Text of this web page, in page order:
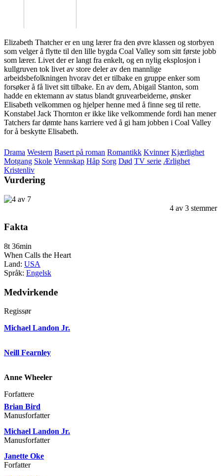
Elizabeth Thatcher er en ung lærer fra den øvre klassen og storbyen
som velger å flytte til den lille bygda Coal Valley som sitt første jobb
som lærer. Livet der er langt fra enkelt, og en nylig eksplosjon i
kullgruven tok livet av store deler av den mannlige
arbeidsbefolkningen hvorav det er tilbake en gruppe enker som
forsøker å få livet sitt tilbake. En av dem, Abigail Stanton, som
hadde en ektemann av status blandt gruvearbeiderne, ønsker
Elisabeth velkommen og hjelper henne med å finne seg til rette.
Konstabel Jack Thornton er ikke like velkommende fordi han mener
Tatchers far dømte hans karriere ved å gi ham jobben i Coal Valley
for å beskytte Elisabeth.
Drama Western Basert på roman Romantikk Kvinner Kjærlighet
Motgang Skole Vennskap Håp Sorg Død TV serie Ærlighet
Kristenliv
Vurdering
4 av 3 stemmer
Fakta
8t 36min
When Calls the Heart
Land: USA
Språk: Engelsk
Medvirkende
Regissør
Michael Landon Jr.
Neill Fearnley
Anne Wheeler
Forfattere
Brian Bird
Manusforfatter
Michael Landon Jr.
Manusforfatter
Janette Oke
Forfatter